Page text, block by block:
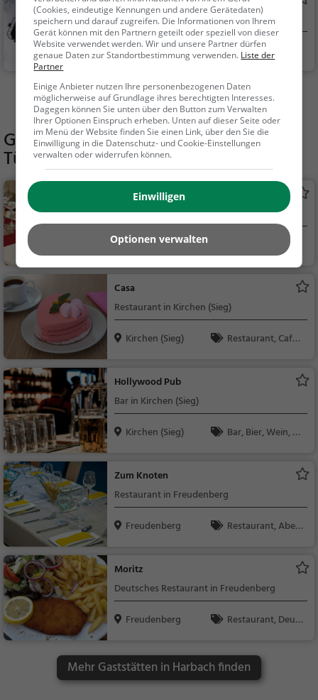
Aussichtspunkt in Kirchen (Sieg)
Kirchen (Sieg)
Aussichtspunkt, F
r
Mehr Aktivitäten in Harbach finden
Gaststätten in der Nähe von
Tüschebachsweiher
Hüttenschenke
Restaurant in Kirchen (Sieg)
Kirchen (Sieg)
Restaurant, Aben
Casa
Restaurant in Kirchen (Sieg)
Kirchen (Sieg)
Restaurant, Café,
n, Frühstück, Gebäck
Hollywood Pub
Bar in Kirchen (Sieg)
Kirchen (Sieg)
Bar, Bier, Wein, Sn
Zum Knoten
Restaurant in Freudenberg
Freudenberg
Restaurant, Aben
Moritz
Deutsches Restaurant in Freudenberg
Freudenberg
Restaurant, Deuts
ndessen, Europäisch
Mehr Gaststätten in Harbach finden
(Cookies, eindeutige Kennungen und andere Gerätedaten)
speichern und darauf zugreifen. Die Informationen von Ihrem
Gerät können mit den Partnern geteilt oder speziell von dieser
Website verwendet werden. Wir und unsere Partner dürfen
genaue Daten zur Standortbestimmung verwenden. Liste der
Partner
Einige Anbieter nutzen Ihre personenbezogenen Daten
möglicherweise auf Grundlage ihres berechtigten Interesses.
Dagegen können Sie unten über den Button zum Verwalten
Ihrer Optionen Einspruch erheben. Unten auf dieser Seite oder
im Menü der Website finden Sie einen Link, über den Sie die
Einwilligung in die Datenschutz- und Cookie-Einstellungen
verwalten oder widerrufen können.
Einwilligen
Optionen verwalten